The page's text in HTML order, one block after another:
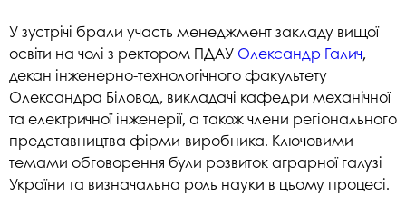
У зустрічі брали участь менеджмент закладу вищої
освіти на чолі з ректором ПДАУ Олександр Галич,
декан інженерно-технологічного факультету
Олександра Біловод, викладачі кафедри механічної
та електричної інженерії, а також члени регіонального
представництва фірми-виробника. Ключовими
темами обговорення були розвиток аграрної галузі
України та визначальна роль науки в цьому процесі.